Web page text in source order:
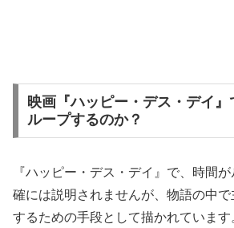
映画『ハッピー・デス・デイ
ループするのか？
『ハッピー・デス・デイ』で、時間
確には説明されませんが、物語の中
するための手段として描かれていま